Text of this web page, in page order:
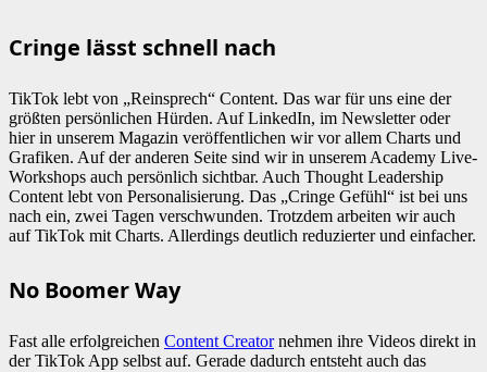
Cringe lässt schnell nach
TikTok lebt von „Reinsprech“ Content. Das war für uns eine der
größten persönlichen Hürden. Auf LinkedIn, im Newsletter oder
hier in unserem Magazin veröffentlichen wir vor allem Charts und
Grafiken. Auf der anderen Seite sind wir in unserem Academy Live-
Workshops auch persönlich sichtbar. Auch Thought Leadership
Content lebt von Personalisierung. Das „Cringe Gefühl“ ist bei uns
nach ein, zwei Tagen verschwunden. Trotzdem arbeiten wir auch
auf TikTok mit Charts. Allerdings deutlich reduzierter und einfacher.
No Boomer Way
Fast alle erfolgreichen Content Creatornehmen ihre Videos direkt in
der TikTok App selbst auf. Gerade dadurch entsteht auch das